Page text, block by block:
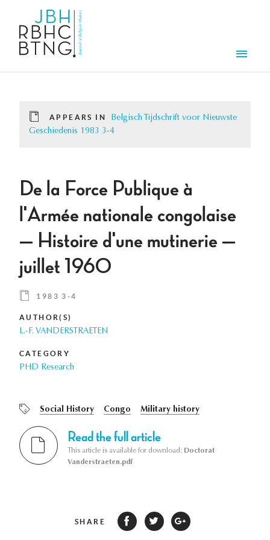
APPEARS IN
Belgisch Tijdschrift voor Nieuwste
Geschiedenis 1983 3-4
De la Force Publique à
l'Armée nationale congolaise
— Histoire d'une mutinerie —
juillet 1960
1983 3-4
AUTHOR(S)
L.-F. VANDERSTRAETEN
CATEGORY
PHD Research
Social History Congo Military history
Read the full article
This article is available for download: Doctorat
Vanderstraeten.pdf
SHARE